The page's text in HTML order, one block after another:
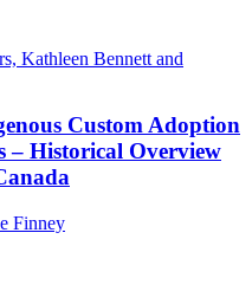
Kathleen Bennett and
Custom Adoption
– Historical Overview
Finney